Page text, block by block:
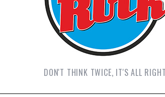
DON'T THINK TWICE, IT'S ALL RIGHT